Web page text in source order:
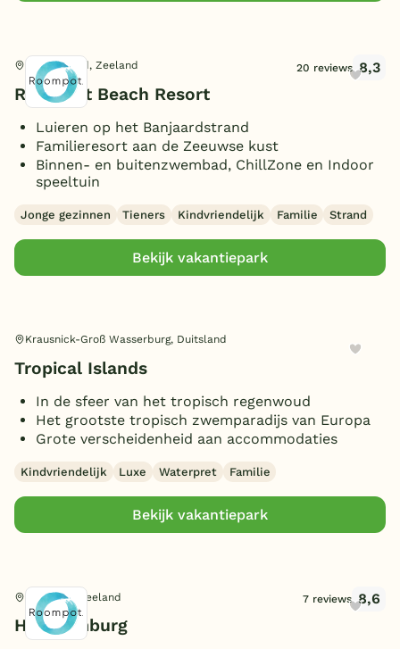
Kamperland, Zeeland 20 reviews 8,3
Roompot Beach Resort
Luieren op het Banjaardstrand
Familieresort aan de Zeeuwse kust
Binnen- en buitenzwembad, ChillZone en Indoor
speeltuin
Jonge gezinnen Tieners Kindvriendelijk Familie Strand
Bekijk vakantiepark
Krausnick-Groß Wasserburg, Duitsland
Tropical Islands
In de sfeer van het tropisch regenwoud
Het grootste tropisch zwemparadijs van Europa
Grote verscheidenheid aan accommodaties
Kindvriendelijk Luxe Waterpret Familie
Bekijk vakantiepark
Domburg, Zeeland 7 reviews 8,6
Hof Domburg